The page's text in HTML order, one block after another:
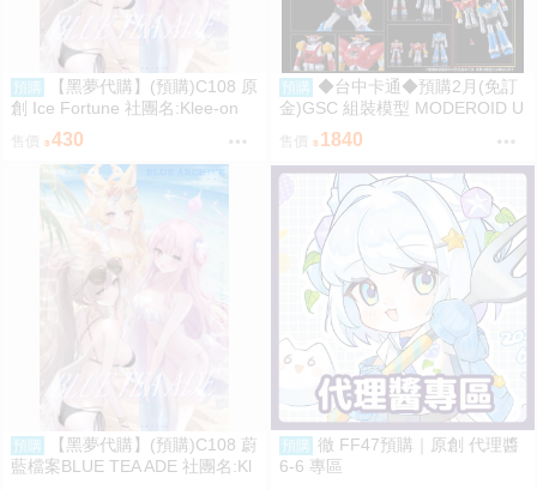
預購
【黑夢代購】(預購)C108 原
創 Ice Fortune 社團名:Klee-on
繪師:Klee-on
售價 430
預購
◆台中卡通◆預購2月(免訂
金)GSC 組裝模型 MODEROID U
FO戰士阿波羅 大阿波羅 0906
售價 1840
預購
【黑夢代購】(預購)C108 蔚
藍檔案BLUE TEA ADE 社團名:Kl
預購
徹 FF47預購｜原創 代理醬
6-6 專區